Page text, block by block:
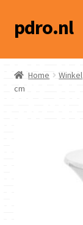
Ga
door
navigatie
Ga
naar
inhoud
pdro.nl
Home
Winkel
Social media
Home Winkel
cm